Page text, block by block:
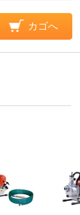
カゴへ